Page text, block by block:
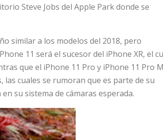
Steve Jobs del Apple Park donde se
similar a los modelos del 2018, pero
11 será el sucesor del iPhone XR, el
que el iPhone 11 Pro y iPhone 11 Pro
las cuales se rumoran que es parte de su
su sistema de cámaras esperada.